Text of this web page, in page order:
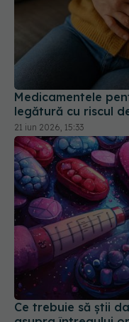
Medicamentele
legătură cu riscul
Ce trebuie să știi
asupra întregului
27 mai 2026, 10:18